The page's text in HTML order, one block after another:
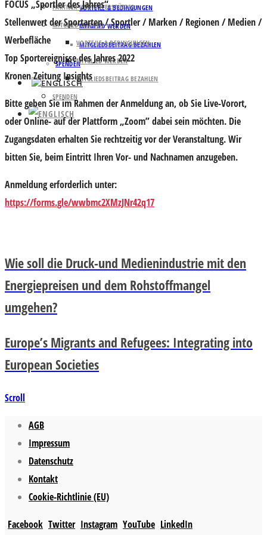
VORTEILE & BEDINGUNGEN
MITGLIED WERDEN
MITGLIEDSBEITRAG BEZAHLEN
SPENDEN
PARTNER UND UNTERSTÜTZER
MITGLIED WERDEN
VORTEILE & BEDINGUNGEN
MITGLIED WERDEN
MITGLIEDSBEITRAG BEZAHLEN
SPENDEN
FOCUS „Sportler des Jahres“
Stellenwert der Sportarten / Sportler / Marken / Regionen / Medien /
Werbefläche
Top Sportereignisse des Jahres 2022
Kronen Zeitung Insights
Bitte geben Sie im Rahmen der Anmeldung an, ob Sie Live-Vorort,
oder Online- auf der Plattform „Zoom” dabei sein möchten. Die
Zugangsdaten erhalten Sie rechtzeitig vor der Veranstaltung. Wir
bitten Sie, beim Eintritt Ihren Vor- und Nachnamen anzugeben.
Anmeldung erforderlich unter:
https://forms.gle/wwbmc2XMzJNr42q17
Wie soll die Druck-und Medienindustrie mit den
Energiepreisen und dem Rohstoffmangel
umgehen?
Europe’s Migrants and Refugees: Integrating into
European Societies
Scroll
AGB
Impressum
Datenschutz
Kontakt
Cookie-Richtlinie (EU)
Facebook Twitter Instagram YouTube LinkedIn